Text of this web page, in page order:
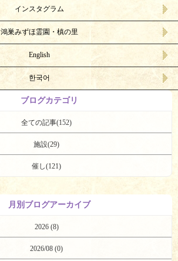
インスタグラム
鴻巣みずほ霊園・槙の里
English
한국어
ブログカテゴリ
全ての記事(152)
施設(29)
催し(121)
月別ブログアーカイブ
2026 (8)
2026/08 (0)